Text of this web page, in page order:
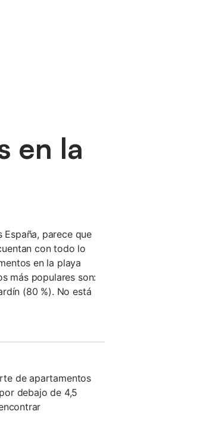
en la
parece que
con todo lo
en la playa
más populares son:
(80 %). No está
de apartamentos
debajo de 4,5